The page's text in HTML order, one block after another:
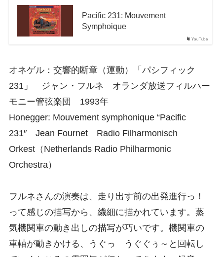
YouTube
Pacific 231: Mouvement
Symphoique
オネゲル：交響的断章（運動）「パシフィック
231」 ジャン・フルネ オランダ放送フィルハー
モニー管弦楽団 1993年
Honegger: Mouvement symphonique “Pacific
231″ Jean Fournet Radio Filharmonisch
Orkest（Netherlands Radio Philharmonic
Orchestra）
フルネさんの演奏は、走り出す前の出発進行っ！
って感じの描写から、繊細に描かれています。蒸
気機関車の動き出しの描写が巧いです。機関車の
車軸が動きかける、うぐっ うぐぐぅ～と回転し